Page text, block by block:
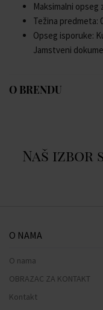
Maksimalni opseg
Težina predmeta:
Opseg isporuke:
Jamstveni
O BRENDU
Naš izbor
O NAMA
O nama
OBRAZAC ZA KONTAKT
Kontakt